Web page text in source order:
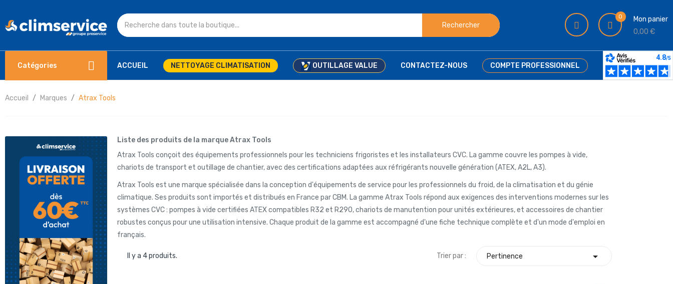
Rechercher
0
Mon panier
0,00 €
Catégories ACCUEIL NETTOYAGE CLIMATISATION OUTILLAGE VALUE CONTACTEZ-NOUS COMPTE PROFESSIONNEL
Accueil Marques Atrax Tools
Liste des produits de la marque Atrax Tools
Atrax Tools conçoit des équipements professionnels pour les techniciens frigoristes et les installateurs CVC. La gamme couvre les pompes à vide,
chariots de transport et outillage de chantier, avec des certifications adaptées aux réfrigérants nouvelle génération (ATEX, A2L, A3).
Atrax Tools est une marque spécialisée dans la conception d'équipements de service pour les professionnels du froid, de la climatisation et du génie
climatique. Ses produits sont importés et distribués en France par CBM. La gamme Atrax Tools répond aux exigences des interventions modernes sur les
systèmes CVC : pompes à vide certifiées ATEX compatibles R32 et R290, chariots de manutention pour unités extérieures, et accessoires de chantier
robustes conçus pour une utilisation intensive. Chaque produit de la gamme est accompagné d'une fiche technique complète et d'un mode d'emploi en
français.
Il y a 4 produits. Trier par : Pertinence 